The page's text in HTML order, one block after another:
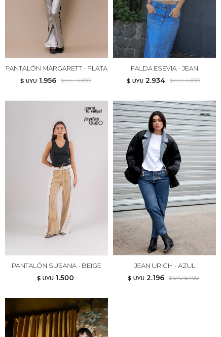
PANTALÓN MARGARETT - PLATA
$ UYU 1.956 $ UYU 4.890
FALDA ESEVIA - JEAN
$ UYU 2.934 $ UYU 4.890
PANTALÓN SUSANA - BEIGE
$ UYU 1.500
JEAN URICH - AZUL
$ UYU 2.196 $ UYU 5.490